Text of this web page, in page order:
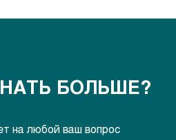
БОЛЬШЕ?
на любой ваш вопрос